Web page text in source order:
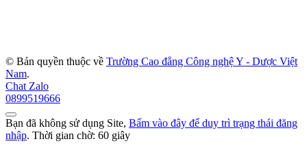
© Bản quyền thuộc về Trường Cao đẳng Công nghệ Y - Dược Việt
Nam.
Chat Zalo
0899519666
Bạn đã không sử dụng Site, Bấm vào đây để duy trì trạng thái đăng
nhập. Thời gian chờ: 60 giây